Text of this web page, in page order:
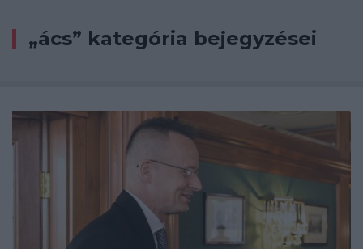
„ács” kategória bejegyzései